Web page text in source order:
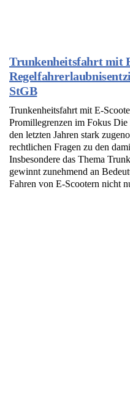
Trunkenheitsfahrt mit
StGB
Trunkenheitsfahrt mit E-
Promillegrenzen im Fokus
den letzten Jahren stark
rechtlichen Fragen zu den
Insbesondere das Thema
gewinnt zunehmend an
Fahren von E-Scootern nicht